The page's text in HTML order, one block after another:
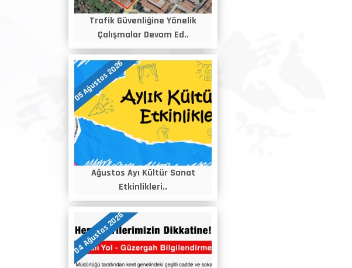
Trafik Güvenliğine Yönelik
Çalışmalar Devam Ed..
05 Ağustos 2026
Ağustos Ayı Kültür Sanat
Etkinlikleri..
04 Ağustos 2026